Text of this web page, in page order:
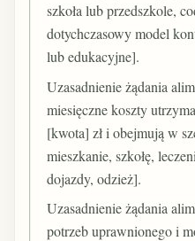
szkoła lub przedszkole,
dotychczasowy model
lub edukacyjne].
Uzasadnienie żądania
miesięczne koszty
[kwota] zł i obejmują w
mieszkanie, szkołę,
dojazdy, odzież].
Uzasadnienie żądania
potrzeb uprawnionego i